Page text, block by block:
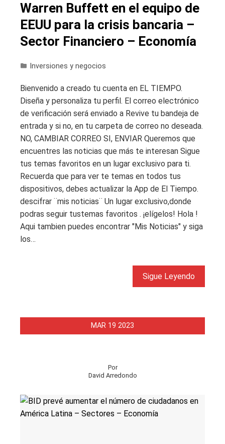
Warren Buffett en el equipo de
EEUU para la crisis bancaria –
Sector Financiero – Economía
Inversiones y negocios
Bienvenido a creado tu cuenta en EL TIEMPO.
Diseña y personaliza tu perfil. El correo electrónico
de verificación será enviado a Revive tu bandeja de
entrada y si no, en tu carpeta de correo no deseada.
NO, CAMBIAR CORREO SI, ENVIAR Queremos que
encuentres las noticias que más te interesan Sigue
tus temas favoritos en un lugar exclusivo para ti.
Recuerda que para ver te temas en todos tus
dispositivos, debes actualizar la App de El Tiempo.
descifrar ¨mis noticias¨ Un lugar exclusivo,donde
podras seguir tustemas favoritos . ¡elígelos! Hola !
Aqui tambien puedes encontrar "Mis Noticias" y siga
los…
Sigue Leyendo
MAR 19 2023
Por
David Arredondo